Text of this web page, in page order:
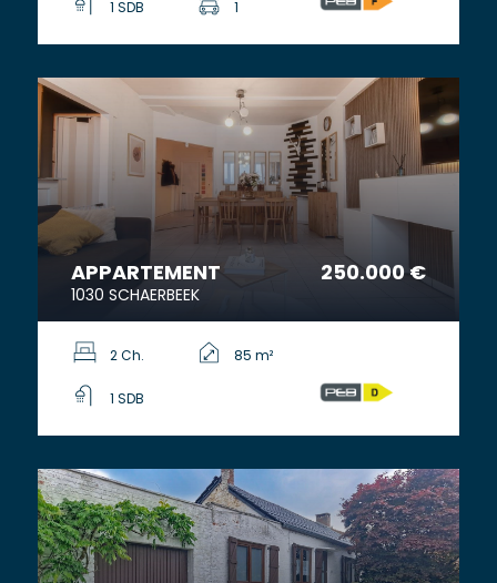
1 SDB
APPARTEMENT 250.000 €
1030 SCHAERBEEK
2 Ch. 85 m²
1 SDB